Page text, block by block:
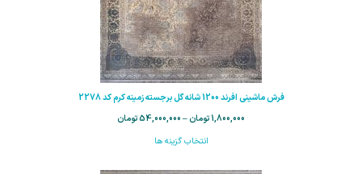
فرش ماشینی افرند 1200 شانه گل برجسته زمینه كرم کد 2278
1,800,000تومان–
54,000,000تومان
انتخاب گزینه ها